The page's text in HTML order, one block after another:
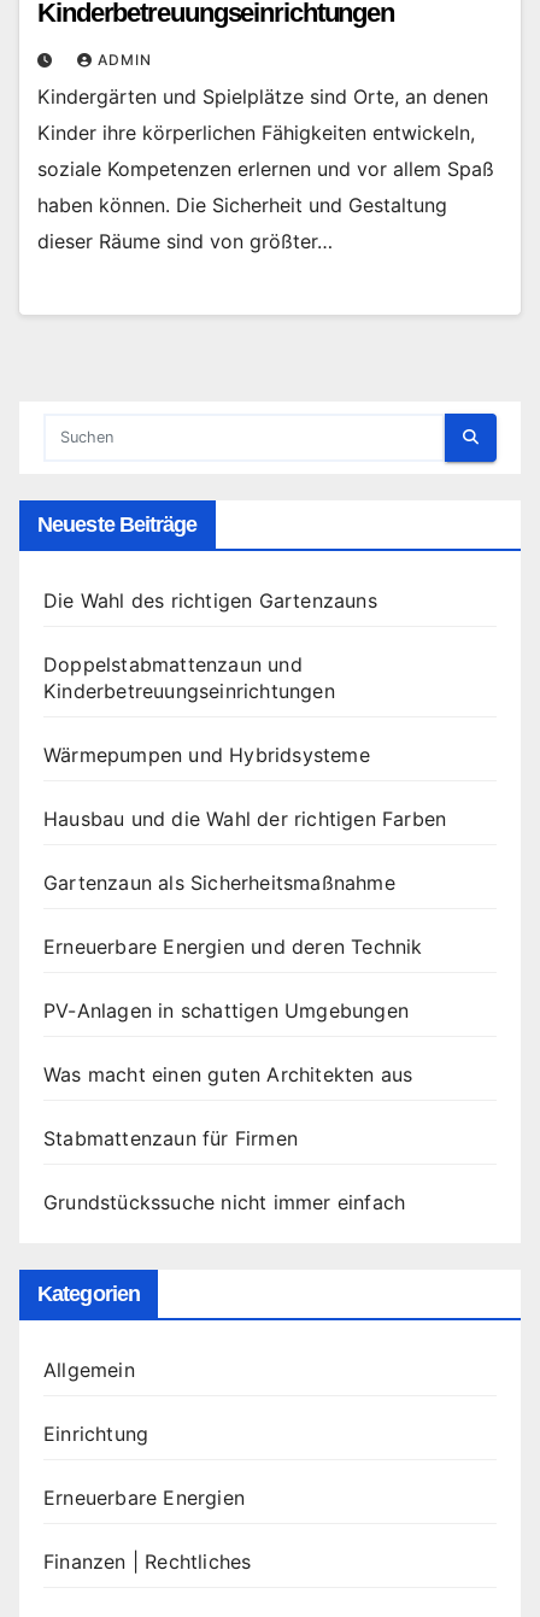
Kinderbetreuungseinrichtungen
ADMIN
Kindergärten und Spielplätze sind Orte, an denen
Kinder ihre körperlichen Fähigkeiten entwickeln,
soziale Kompetenzen erlernen und vor allem Spaß
haben können. Die Sicherheit und Gestaltung
dieser Räume sind von größter…
Neueste Beiträge
Die Wahl des richtigen Gartenzauns
Doppelstabmattenzaun und
Kinderbetreuungseinrichtungen
Wärmepumpen und Hybridsysteme
Hausbau und die Wahl der richtigen Farben
Gartenzaun als Sicherheitsmaßnahme
Erneuerbare Energien und deren Technik
PV-Anlagen in schattigen Umgebungen
Was macht einen guten Architekten aus
Stabmattenzaun für Firmen
Grundstückssuche nicht immer einfach
Kategorien
Allgemein
Einrichtung
Erneuerbare Energien
Finanzen | Rechtliches